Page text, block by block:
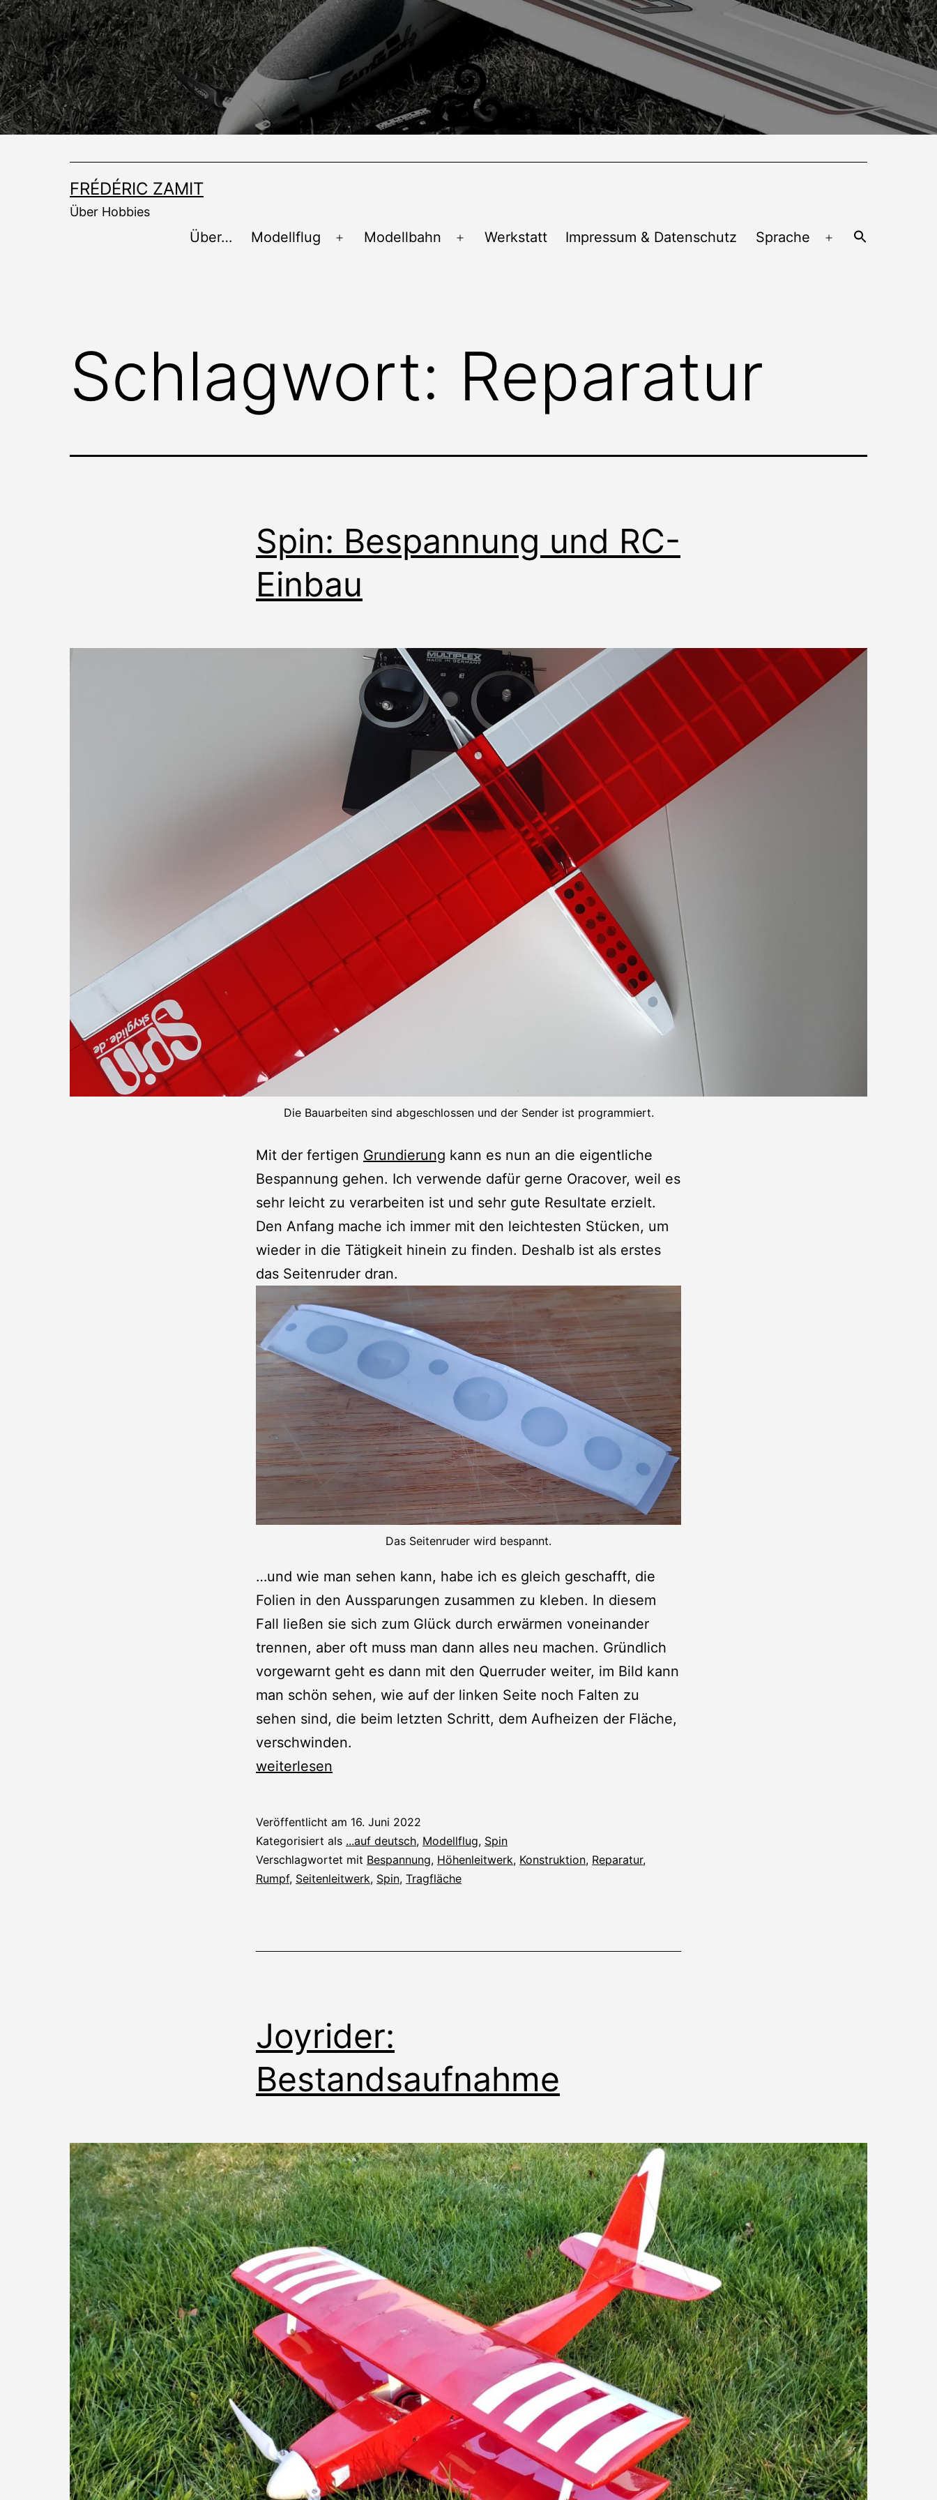
Zum
Inhalt
springen
FRÉDÉRIC ZAMIT
Über Hobbies
Über… Modellflug
Menü
Modellbahn
Menü
Werkstatt Impressum & Datenschutz Sprache
Menü
Schlagwort: Reparatur
Spin: Bespannung und RC-
Einbau
Die Bauarbeiten sind abgeschlossen und der Sender ist programmiert.
Mit der fertigen Grundierung kann es nun an die eigentliche
Bespannung gehen. Ich verwende dafür gerne Oracover, weil es
sehr leicht zu verarbeiten ist und sehr gute Resultate erzielt.
Den Anfang mache ich immer mit den leichtesten Stücken, um
wieder in die Tätigkeit hinein zu finden. Deshalb ist als erstes
das Seitenruder dran.
Das Seitenruder wird bespannt.
…und wie man sehen kann, habe ich es gleich geschafft, die
Folien in den Aussparungen zusammen zu kleben. In diesem
Fall ließen sie sich zum Glück durch erwärmen voneinander
trennen, aber oft muss man dann alles neu machen. Gründlich
vorgewarnt geht es dann mit den Querruder weiter, im Bild kann
man schön sehen, wie auf der linken Seite noch Falten zu
sehen sind, die beim letzten Schritt, dem Aufheizen der Fläche,
verschwinden.
Spin:
RC-
Einbau
weiterlesen
Veröffentlicht am 16. Juni 2022
Kategorisiert als ...auf deutsch, Modellflug, Spin
Verschlagwortet mit Bespannung, Höhenleitwerk, Konstruktion, Reparatur,
Rumpf, Seitenleitwerk, Spin, Tragfläche
Joyrider:
Bestandsaufnahme